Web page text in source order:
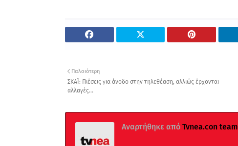
Παλαιότερη
ΣΚΑΪ: Πιέσεις για άνοδο στην τηλεθέαση, αλλιώς έρχονται
αλλαγές...
Αναρτήθηκε από Tvnea.con team